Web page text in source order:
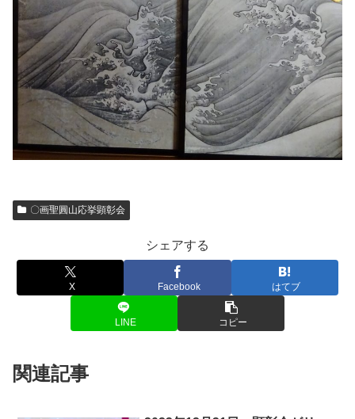
〇画聖圓山応挙顕彰会
シェアする
X Facebook はてブ
LINE コピー
関連記事